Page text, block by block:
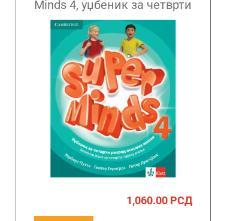
Minds 4, уџбеник за четврти
разред са QR кодом
1,060.00РСД